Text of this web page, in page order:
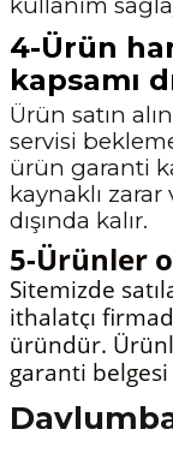
4-Ürün
kapsamı
Ürün satın
servisi
ürün garanti
kaynaklı
dışında kalır.
5-Ürünler
Sitemizde
ithalatçı
üründür.
garanti